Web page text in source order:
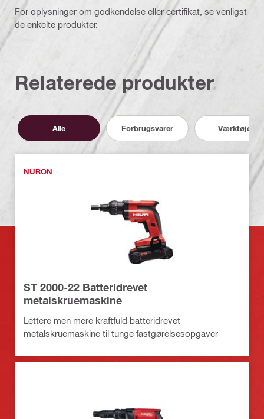
For oplysninger om godkendelse eller certifikat, se venligst
de enkelte produkter.
Relaterede produkter
Alle Forbrugsvarer Værktøjer
NURON
ST 2000-22 Batteridrevet
metalskruemaskine
Lettere men mere kraftfuld batteridrevet
metalskruemaskine til tunge fastgørelsesopgaver